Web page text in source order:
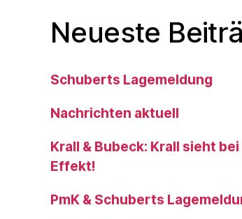
Neueste
Schuberts Lagemeldung
Nachrichten aktuell
Krall & Bubeck: Krall sieht
Effekt!
PmK & Schuberts